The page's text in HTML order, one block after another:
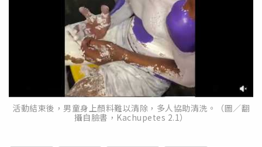
活動結束後，男童身上顏料難以清除，多人協助清洗。（圖／翻
攝自臉書，Kachupetes 2.1）